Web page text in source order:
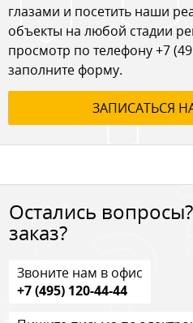
глазами и посетить наши
объекты на любой стадии
просмотр по телефону+7
заполните форму.
ЗАПИСАТЬСЯ
Остались
заказ?
Звоните нам в офис
+7 (495) 120-44-44